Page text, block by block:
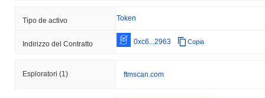
Tipo de activo Token
Indirizzo del Contratto 0xc6...2963 Copia
Esploratori (1) ftmscan.com